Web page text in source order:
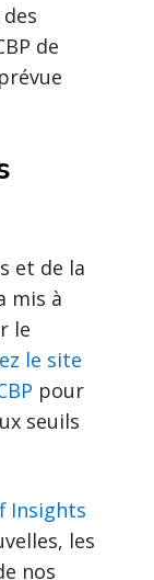
de
et de la
mis à
le
le site
pour
seuils
Insights
les
nos